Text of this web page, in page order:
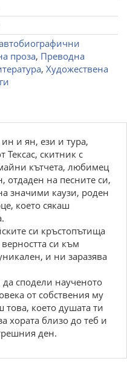
проза, Преводна
, Художествена
и ян, ези и тура,
скитник с
кътчета, любимец
на песните си,
значими каузи, роден
което сякаш
си кръстопътища
си към
и ни заразява
сподели наученото
от собствения му
което душата ти
хората близо до теб и
ден.